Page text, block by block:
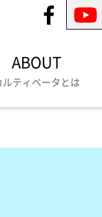
ABOUT
ルティベータとは